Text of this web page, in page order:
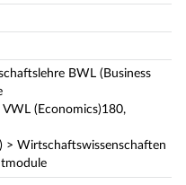
BWL (Business
(Economics)180,
> Wirtschaftswissenschaften